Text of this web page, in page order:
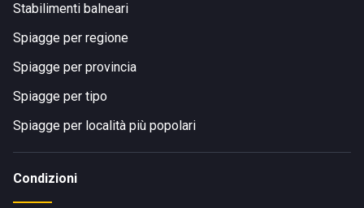
Stabilimenti balneari
Spiagge per regione
Spiagge per provincia
Spiagge per tipo
Spiagge per località più popolari
Condizioni